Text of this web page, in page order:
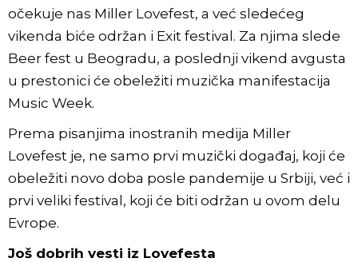
očekuje nas Miller Lovefest, a već sledećeg
vikenda biće održan i Exit festival. Za njima slede
Beer fest u Beogradu, a poslednji vikend avgusta
u prestonici će obeležiti muzička manifestacija
Music Week.
Prema pisanjima inostranih medija Miller
Lovefest je, ne samo prvi muzički događaj, koji će
obeležiti novo doba posle pandemije u Srbiji, već i
prvi veliki festival, koji će biti održan u ovom delu
Evrope.
Još dobrih vesti iz Lovefesta